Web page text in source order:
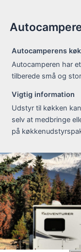
Autocamperens
Autocamperen har
tilberede små og
Vigtig information
Udstyr til køkken
selv at medbringe
på